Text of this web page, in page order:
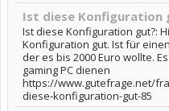
Ist diese Konfiguration
Ist diese Konfiguration gut?:
Konfiguration gut. Ist für
der es bis 2000 Euro wollte.
gaming PC dienen
https://www.gutefrage.net/
diese-konfiguration-gut-85